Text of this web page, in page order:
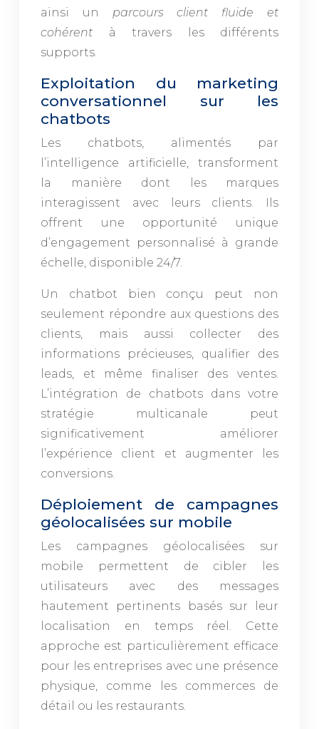
ainsi un parcours client fluide et
cohérent à travers les différents
supports.
Exploitation du marketing
conversationnel sur les
chatbots
Les chatbots, alimentés par
l’intelligence artificielle, transforment
la manière dont les marques
interagissent avec leurs clients. Ils
offrent une opportunité unique
d’engagement personnalisé à grande
échelle, disponible 24/7.
Un chatbot bien conçu peut non
seulement répondre aux questions des
clients, mais aussi collecter des
informations précieuses, qualifier des
leads, et même finaliser des ventes.
L’intégration de chatbots dans votre
stratégie multicanale peut
significativement améliorer
l’expérience client et augmenter les
conversions.
Déploiement de campagnes
géolocalisées sur mobile
Les campagnes géolocalisées sur
mobile permettent de cibler les
utilisateurs avec des messages
hautement pertinents basés sur leur
localisation en temps réel. Cette
approche est particulièrement efficace
pour les entreprises avec une présence
physique, comme les commerces de
détail ou les restaurants.